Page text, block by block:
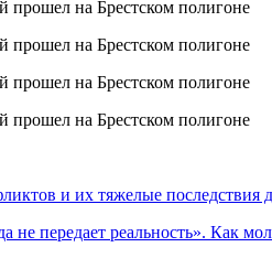
и их тяжелые последствия
не передает реальность». Как